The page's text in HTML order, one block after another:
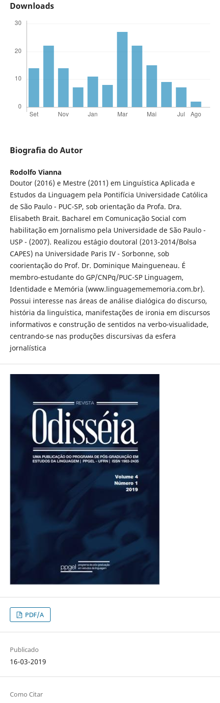
Downloads
Biografia do Autor
Rodolfo Vianna
Doutor (2016) e Mestre (2011) em Linguística Aplicada e
Estudos da Linguagem pela Pontifícia Universidade Católica
de São Paulo - PUC-SP, sob orientação da Profa. Dra.
Elisabeth Brait. Bacharel em Comunicação Social com
habilitação em Jornalismo pela Universidade de São Paulo -
USP - (2007). Realizou estágio doutoral (2013-2014/Bolsa
CAPES) na Universidade Paris IV - Sorbonne, sob
coorientação do Prof. Dr. Dominique Maingueneau. É
membro-estudante do GP/CNPq/PUC-SP Linguagem,
Identidade e Memória (www.linguagemememoria.com.br).
Possui interesse nas áreas de análise dialógica do discurso,
história da linguística, manifestações de ironia em discursos
informativos e construção de sentidos na verbo-visualidade,
centrando-se nas produções discursivas da esfera
jornalística
PDF/A
Publicado
16-03-2019
Como Citar